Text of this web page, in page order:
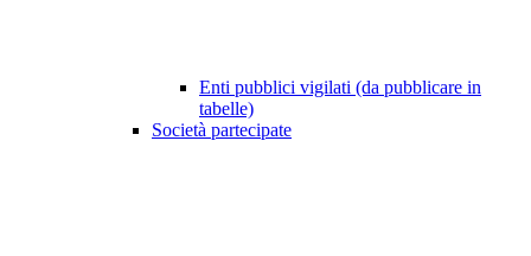
Enti pubblici vigilati (da pubblicare in
tabelle)
Società partecipate